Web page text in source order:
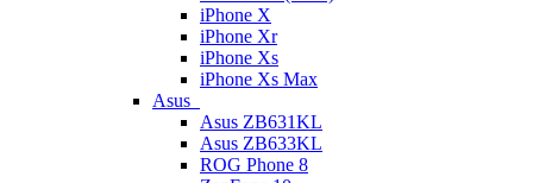
iPhone X
iPhone Xr
iPhone Xs
iPhone Xs Max
Asus
Asus ZB631KL
Asus ZB633KL
ROG Phone 8